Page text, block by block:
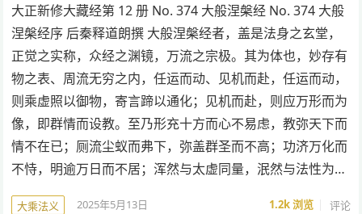
大正新修大藏经第 12 册 No. 374 大般涅槃经 No. 374 大般
涅槃经序 后秦释道朗撰 大般涅槃经者，盖是法身之玄堂，
正觉之实称，众经之渊镜，万流之宗极。其为体也，妙存有
物之表、周流无穷之内，任运而动、见机而赴，任运而动，
则乘虚照以御物，寄言蹄以通化；见机而赴，则应万形而为
像，即群情而设教。至乃形充十方而心不易虑，教弥天下而
情不在已；厕流尘蚁而弗下，弥盖群圣而不高；功济万化而
不恃，明逾万日而不居；浑然与太虚同量，泯然与法性为…
大乘法义 2025年5月13日 1.2k浏览 评论